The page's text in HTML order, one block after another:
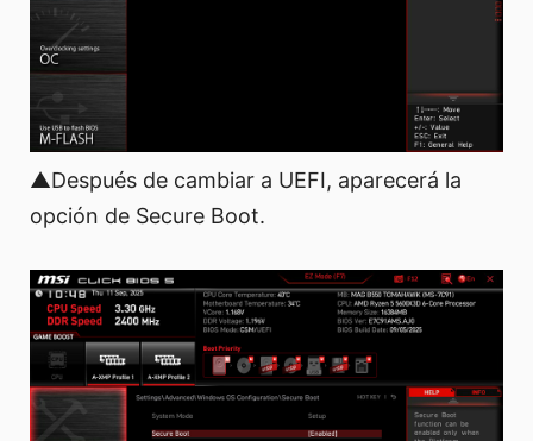
▲Después de cambiar a UEFI, aparecerá la
opción de Secure Boot.